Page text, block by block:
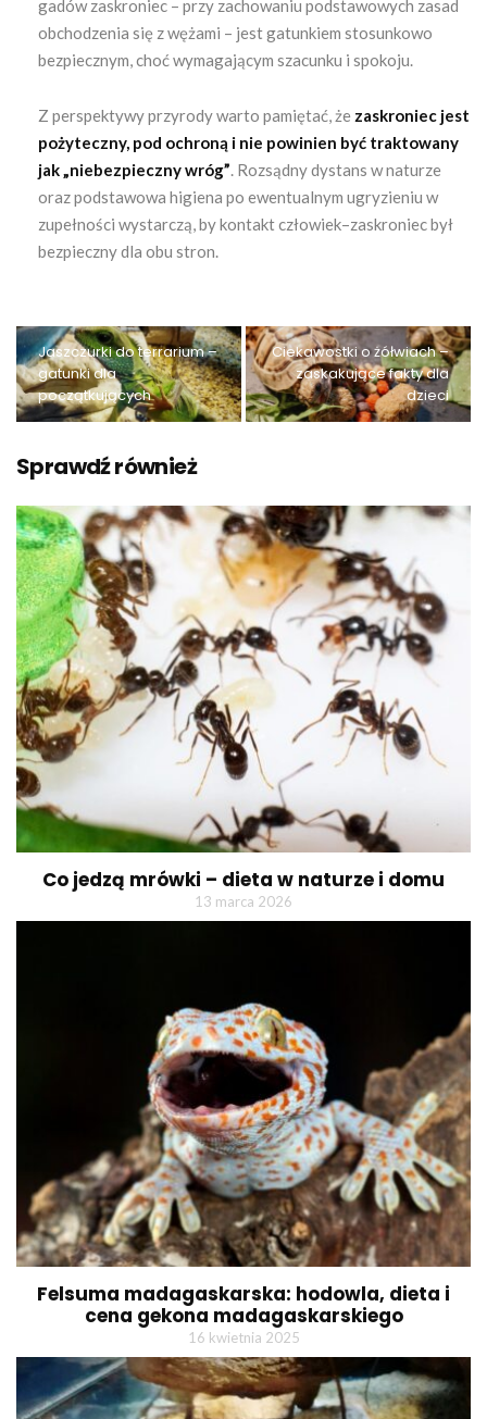
gadów zaskroniec – przy zachowaniu podstawowych zasad
obchodzenia się z wężami – jest gatunkiem stosunkowo
bezpiecznym, choć wymagającym szacunku i spokoju.
Z perspektywy przyrody warto pamiętać, że zaskroniec jest
pożyteczny, pod ochroną i nie powinien być traktowany
jak „niebezpieczny wróg”. Rozsądny dystans w naturze
oraz podstawowa higiena po ewentualnym ugryzieniu w
zupełności wystarczą, by kontakt człowiek–zaskroniec był
bezpieczny dla obu stron.
Jaszczurki do terrarium –
gatunki dla
początkujących
Ciekawostki o żółwiach –
zaskakujące fakty dla
dzieci
Sprawdź również
Co jedzą mrówki – dieta w naturze i domu
13 marca 2026
Felsuma madagaskarska: hodowla, dieta i
cena gekona madagaskarskiego
16 kwietnia 2025